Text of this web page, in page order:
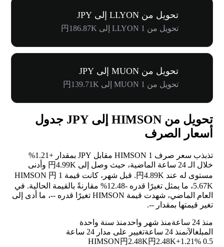
تحويل من LLYON إلى JPY
تحويل من 1 LLYON إلى 円186.87K
تحويل من MUON إلى JPY
تحويل من 1 MUON إلى 円139.71K
تحويل من HIMSON إلى JPY جدول
أسعار الصرف
تذبذب سعر صرف 1 HIMSON مقابل JPY بمقدار
+1.21%
خلال الـ 24 ساعة الماضية، حيث وصل إلى 円4.99K وأدنى
مستوى له عند 円4.89K. قبل شهر، كانت قيمة 1 HIMSON 円
5.67K، ما يمثل تغيرًا قدره
-12.48%
مقارنةً بالقيمة الحالية. في
العام الماضي، شهدت قيمة HIMSON تغيرًا قدره
--، ما أدى إلى
تغير قيمتها بمقدار --
.
منذ 24 ساعة منذ شهر واحدمنذ سنة واحدة
المبلغالآنمنذ 24 ساعة
تغيير على مدار 24 ساعة
0.5 HIMSON
円2.48K円2.48K+1.21%